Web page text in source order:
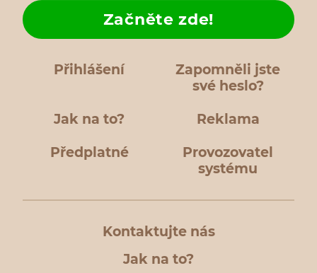
Přihlášení
Zapomněli jste
své heslo?
Jak na to?
Začněte zde!
Reklama
Předplatné
Provozovatel
systému
Kontaktujte nás
Jak na to?